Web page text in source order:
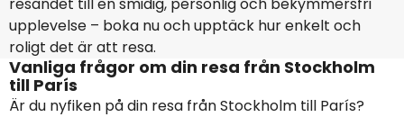
upplevelse – boka nu och upptäck hur enkelt och
roligt det är att resa.
Vanliga frågor om din resa från Stockholm
till París
Är du nyfiken på din resa från Stockholm till París?